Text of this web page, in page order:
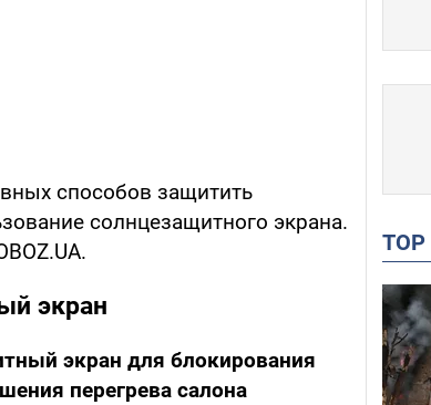
способов защитить
солнцезащитного экрана.
экран
экран для блокирования
перегрева салона